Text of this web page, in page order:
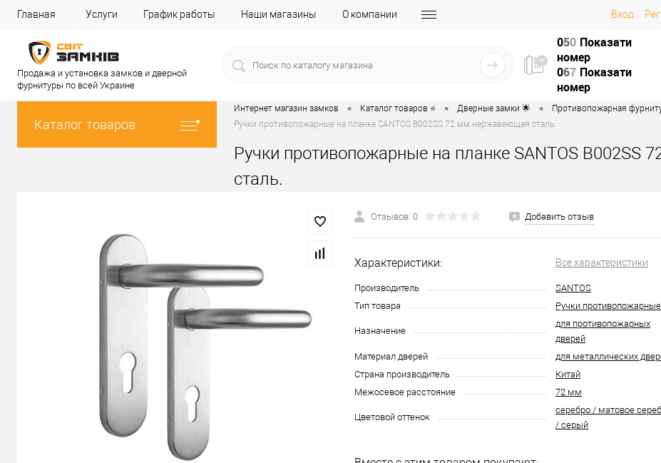
Главная Услуги График работы Наши магазины О компании Вход
Продажа и установка замков и дверной
фурнитуры по всей Украине
050 Показати
номер
067 Показати
номер
Каталог товаров
Интернет магазин замков • Каталог товаров ⭐ • Дверные замки 🌟 • Противопожарная
Ручки противопожарные на планке SANTOS B002SS 72 мм нержавеющая сталь.
Ручки противопожарные на планке SANTOS
сталь.
Отзывов: 0 Добавить отзыв
Характеристики: Все характеристики
Производитель
SANTOS
Тип товара
Ручки противопожарные
Назначение
для противопожарных
дверей
Материал дверей
для металлических
Страна производитель
Китай
Межосевое расстояние
72 мм
Цветовой оттенок
серебро / матовое
/ серый